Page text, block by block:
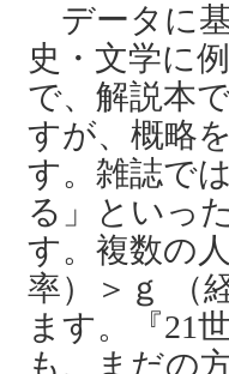
データに
史・文学に
で、解説本
すが、概略
す。雑誌で
る」といっ
す。複数の
率）＞ｇ （
ます。『21
も、まだの